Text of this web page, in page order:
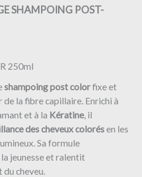
SHAMPOING POST-
250ml
shampoingpost colorfixe et
la fibre capillaire. Enrichi à
et à la Kératine, il
des cheveux colorésen les
Sa formule
jeunesse et ralentit
cheveu.